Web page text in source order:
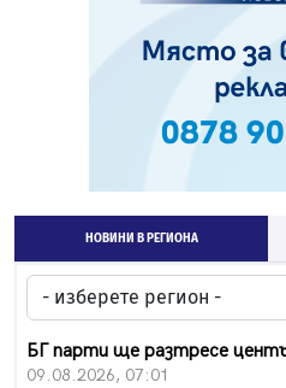
НОВИНИ В РЕГИОНА
БГ парти ще разтресе
09.08.2026, 07:01